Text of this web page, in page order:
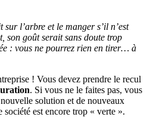
l’arbre et le manger s’il n’est
son goût serait sans doute trop
: vous ne pourrez rien en tirer… à
! Vous devez prendre le recul
. Si vous ne le faites pas, vous
solution et de nouveaux
est encore trop « verte ».